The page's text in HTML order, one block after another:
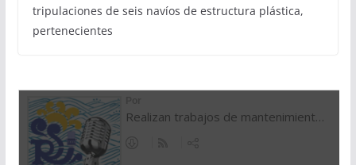
tripulaciones de seis navíos de estructura plástica,
pertenecientes